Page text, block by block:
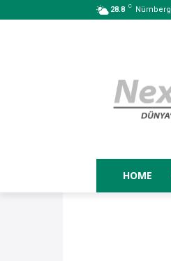
28.8 C Nürnberg
HOME